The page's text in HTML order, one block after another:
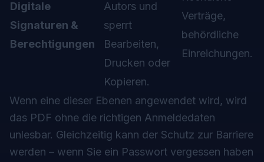
Digitale
Signaturen &
Berechtigungen
Autors und
sperrt
Bearbeiten,
Drucken oder
Kopieren.
Verträge,
behördliche
Einreichungen.
Wenn eine dieser Ebenen angewendet wird, wird
das PDF ohne die richtigen Anmeldedaten
unlesbar. Gleichzeitig kann der Schutz zur Barriere
werden – wenn Sie ein Passwort vergessen haben